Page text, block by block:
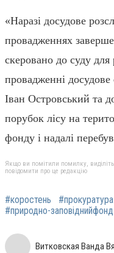
«Наразі досудове
провадженнях
скеровано до суду
провадженні досудове
Іван Островський та
порубок лісу на
фонду і надалі
Якщо ви помітили помилку,
повідомити про це редакцію
#коростень #прокуратура
#природно-заповіднийфонд
Витковская Ванда